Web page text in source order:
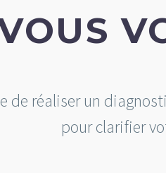
de réaliser un
pour clarifier